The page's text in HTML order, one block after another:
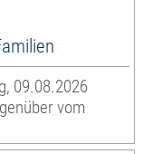
09.08.2026
vom